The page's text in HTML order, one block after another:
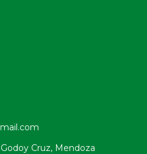
Cruz, Mendoza